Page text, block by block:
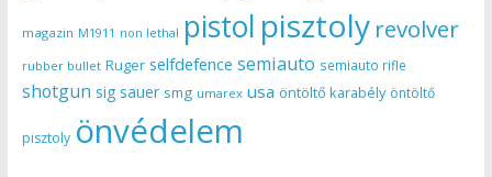
magazin M1911 non lethal pistol pisztoly revolver
rubber bullet Ruger selfdefence semiauto semiauto rifle
shotgun sig sauer smg umarex usa öntöltő karabély öntöltő
pisztoly önvédelem